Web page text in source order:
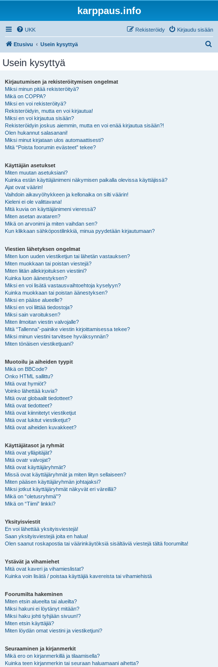
karppaus.info
UKK Kirjaudu sisään
Rekisteröidy
Etusivu Usein kysyttyä
Usein kysyttyä
Kirjautumisen ja rekisteröitymisen ongelmat
Miksi minun pitää rekisteröityä?
Mikä on COPPA?
Miksi en voi rekisteröityä?
Rekisteröidyin, mutta en voi kirjautua!
Miksi en voi kirjautua sisään?
Rekisteröidyin joskus aiemmin, mutta en voi enää kirjautua sisään?!
Olen hukannut salasanani!
Miksi minut kirjataan ulos automaattisesti?
Mitä “Poista foorumin evästeet” tekee?
Käyttäjän asetukset
Miten muutan asetuksiani?
Kuinka estän käyttäjänimeni näkymisen paikalla olevissa käyttäjissä?
Ajat ovat väärin!
Vaihdoin aikavyöhykkeen ja kellonaika on silti väärin!
Kieleni ei ole valittavana!
Mitä kuvia on käyttäjänimeni vieressä?
Miten asetan avataren?
Mikä on arvonimi ja miten vaihdan sen?
Kun klikkaan sähköpostilinkkiä, minua pyydetään kirjautumaan?
Viestien lähetyksen ongelmat
Miten luon uuden viestiketjun tai lähetän vastauksen?
Miten muokkaan tai poistan viestejä?
Miten liitän allekirjoituksen viestiini?
Kuinka luon äänestyksen?
Miksi en voi lisätä vastausvaihtoehtoja kyselyyn?
Kuinka muokkaan tai poistan äänestyksen?
Miksi en pääse alueelle?
Miksi en voi liittää tiedostoja?
Miksi sain varoituksen?
Miten ilmoitan viestin valvojalle?
Mitä “Tallenna”-painike viestin kirjoittamisessa tekee?
Miksi minun viestini tarvitsee hyväksynnän?
Miten tönäisen viestiketjuani?
Muotoilu ja aiheiden tyypit
Mikä on BBCode?
Onko HTML sallittu?
Mitä ovat hymiöt?
Voinko lähettää kuvia?
Mitä ovat globaalit tiedotteet?
Mitä ovat tiedotteet?
Mitä ovat kiinnitetyt viestiketjut
Mitä ovat lukitut viestiketjut?
Mitä ovat aiheiden kuvakkeet?
Käyttäjätasot ja ryhmät
Mitä ovat ylläpitäjät?
Mitä ovatr valvojat?
Mitä ovat käyttäjäryhmät?
Missä ovat käyttäjäryhmät ja miten liityn sellaiseen?
Miten pääsen käyttäjäryhmän johtajaksi?
Miksi jotkut käyttäjäryhmät näkyvät eri väreillä?
Mikä on “oletusryhmä”?
Mikä on “Tiimi” linkki?
Yksityisviestit
En voi lähettää yksityisviestejä!
Saan yksityisviestejä joita en halua!
Olen saanut roskapostia tai väärinkäytöksiä sisältäviä viestejä tältä foorumilta!
Ystävät ja vihamiehet
Mitä ovat kaveri ja vihamieslistat?
Kuinka voin lisätä / poistaa käyttäjiä kavereista tai vihamiehistä
Foorumilta hakeminen
Miten etsin alueelta tai alueilta?
Miksi hakuni ei löytänyt mitään?
Miksi haku johti tyhjään sivuun!?
Miten etsin käyttäjiä?
Miten löydän omat viestini ja viestiketjuni?
Seuraaminen ja kirjanmerkit
Mikä ero on kirjanmerkillä ja tilaamisella?
Kuinka teen kirjanmerkin tai seuraan haluamaani aihetta?